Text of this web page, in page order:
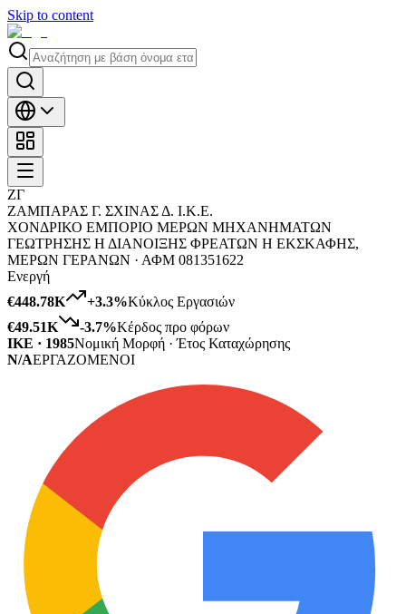
Skip to content
ΖΓ
ΖΑΜΠΑΡΑΣ Γ. ΣΧΙΝΑΣ Δ. Ι.Κ.Ε.
ΧΟΝΔΡΙΚΟ ΕΜΠΟΡΙΟ ΜΕΡΩΝ ΜΗΧΑΝΗΜΑΤΩΝ
ΓΕΩΤΡΗΣΗΣ Η ΔΙΑΝΟΙΞΗΣ ΦΡΕΑΤΩΝ Η ΕΚΣΚΑΦΗΣ,
ΜΕΡΩΝ ΓΕΡΑΝΩΝ · ΑΦΜ 081351622
Ενεργή
€448.78K
+3.3%Κύκλος Εργασιών
€49.51K
-3.7%Κέρδος προ φόρων
ΙΚΕ · 1985Νομική Μορφή · Έτος Καταχώρησης
N/AΕΡΓΑΖΟΜΕΝΟΙ